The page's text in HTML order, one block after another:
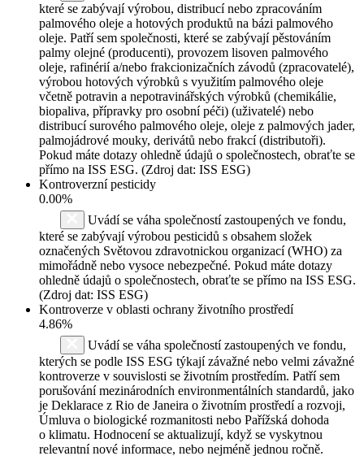
které se zabývají výrobou, distribucí nebo zpracováním
palmového oleje a hotových produktů na bázi palmového
oleje. Patří sem společnosti, které se zabývají pěstováním
palmy olejné (producenti), provozem lisoven palmového
oleje, rafinérií a/nebo frakcionizačních závodů (zpracovatelé),
výrobou hotových výrobků s využitím palmového oleje
včetně potravin a nepotravinářských výrobků (chemikálie,
biopaliva, přípravky pro osobní péči) (uživatelé) nebo
distribucí surového palmového oleje, oleje z palmových jader,
palmojádrové mouky, derivátů nebo frakcí (distributoři).
Pokud máte dotazy ohledně údajů o společnostech, obraťte se
přímo na ISS ESG. (Zdroj dat: ISS ESG)
Kontroverzní pesticidy
0.00%
Uvádí se váha společností zastoupených ve fondu,
které se zabývají výrobou pesticidů s obsahem složek
označených Světovou zdravotnickou organizací (WHO) za
mimořádně nebo vysoce nebezpečné. Pokud máte dotazy
ohledně údajů o společnostech, obraťte se přímo na ISS ESG.
(Zdroj dat: ISS ESG)
Kontroverze v oblasti ochrany životního prostředí
4.86%
Uvádí se váha společností zastoupených ve fondu,
kterých se podle ISS ESG týkají závažné nebo velmi závažné
kontroverze v souvislosti se životním prostředím. Patří sem
porušování mezinárodních environmentálních standardů, jako
je Deklarace z Rio de Janeira o životním prostředí a rozvoji,
Úmluva o biologické rozmanitosti nebo Pařížská dohoda
o klimatu. Hodnocení se aktualizují, když se vyskytnou
relevantní nové informace, nebo nejméně jednou ročně.